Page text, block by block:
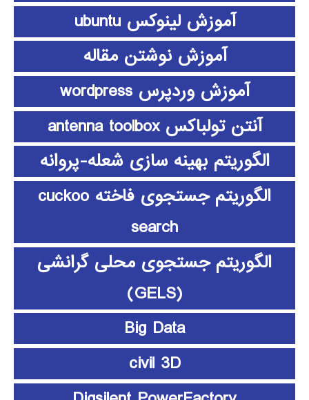
آموزش لینوکس ubuntu
آموزش نوشتن مقاله
آموزش وردپرس wordpress
آنتن تولباکس antenna toolbox
الگوریتم بهینه سازی شعله-پروانه
الگوریتم جستجوی فاخته cuckoo
search
الگوریتم جستجوی محلی گرانشی
(GELS)
Big Data
civil 3D